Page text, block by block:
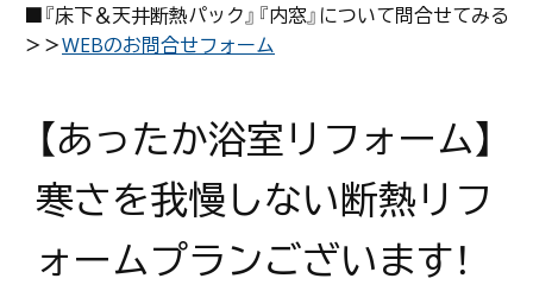
■『床下＆天井断熱パック』『内窓』について問合せてみる
＞＞WEBのお問合せフォーム
【あったか浴室リフォーム】
寒さを我慢しない断熱リフ
ォームプランございます！